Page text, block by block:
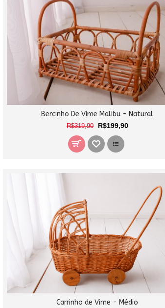
Bercinho De Vime Malibu - Natural
R$319,90 R$199,90
Carrinho de Vime - Médio